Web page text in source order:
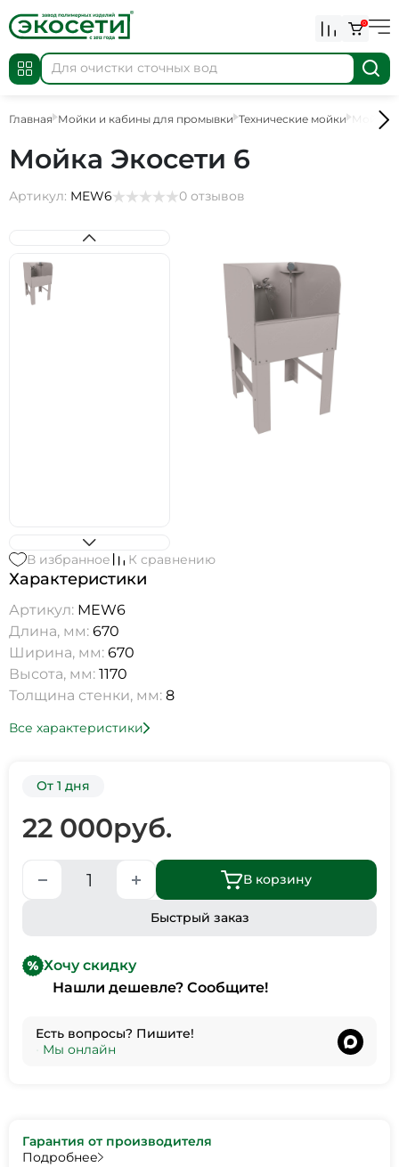
0
Главная Мойки и кабины для промывки Технические мойки Мойка
Мойка Экосети 6
Артикул: MEW6 0 отзывов
В избранное К сравнению
Характеристики
Артикул: MEW6
Длина, мм: 670
Ширина, мм: 670
Высота, мм: 1170
Толщина стенки, мм: 8
Все характеристики
От 1 дня
22 000руб.
В корзину
Быстрый заказ
Хочу скидку
Нашли дешевле? Сообщите!
Есть вопросы? Пишите!
Мы онлайн
Гарантия от производителя
Подробнее